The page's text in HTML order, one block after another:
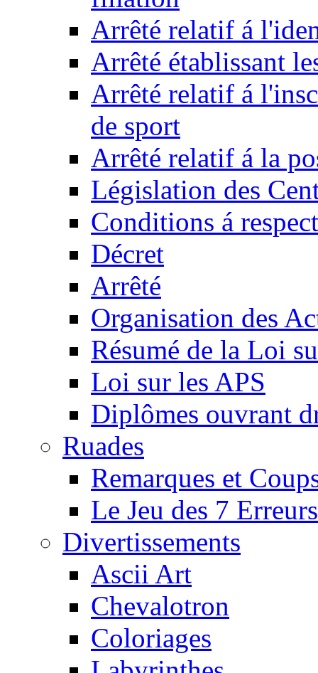
Arrêté relatif á
Arrêté établissant
Arrêté relatif á
de sport
Arrêté relatif á la
Législation des
Conditions á
Décret
Arrêté
Organisation des
Résumé de la Loi
Loi sur les APS
Diplômes ouvrant
Ruades
Remarques et
Le Jeu des 7 Erreurs
Divertissements
Ascii Art
Chevalotron
Coloriages